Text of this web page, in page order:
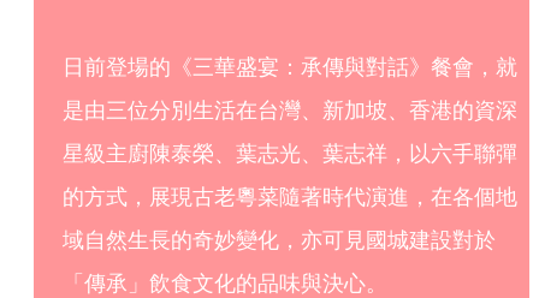
日前登場的《三華盛宴：承傳與對話》餐會，就
是由三位分別生活在台灣、新加坡、香港的資深
星級主廚陳泰榮、葉志光、葉志祥，以六手聯彈
的方式，展現古老粵菜隨著時代演進，在各個地
域自然生長的奇妙變化，亦可見國城建設對於
「傳承」飲食文化的品味與決心。